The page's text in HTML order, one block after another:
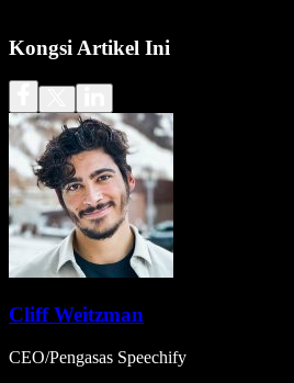
Kongsi Artikel Ini
Cliff Weitzman
CEO/Pengasas Speechify